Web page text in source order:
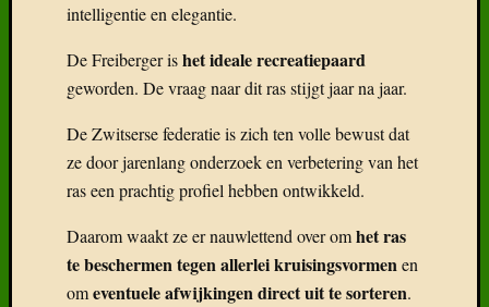
intelligentie en elegantie.
De Freiberger ishet ideale recreatiepaard
geworden. De vraag naar dit ras stijgt jaar na jaar.
De Zwitserse federatie is zich ten volle bewust dat
ze door jarenlang onderzoek en verbetering van het
ras een prachtig profiel hebben ontwikkeld.
Daarom waakt ze er nauwlettend over omhet ras
te beschermen tegen allerlei kruisingsvormenen
omeventuele afwijkingen direct uit te sorteren.